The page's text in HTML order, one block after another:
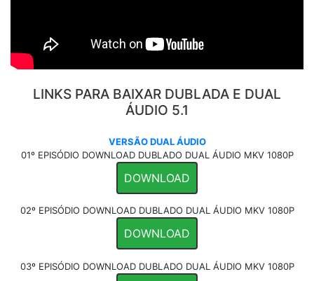
LINKS PARA BAIXAR DUBLADA E DUAL
ÁUDIO 5.1
VERSÃO DUAL ÁUDIO
01º EPISÓDIO DOWNLOAD DUBLADO DUAL ÁUDIO MKV 1080P
DOWNLOAD
02º EPISÓDIO DOWNLOAD DUBLADO DUAL ÁUDIO MKV 1080P
DOWNLOAD
03º EPISÓDIO DOWNLOAD DUBLADO DUAL ÁUDIO MKV 1080P